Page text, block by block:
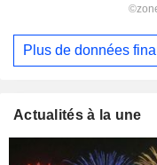
Plus de données
Actualités à la une